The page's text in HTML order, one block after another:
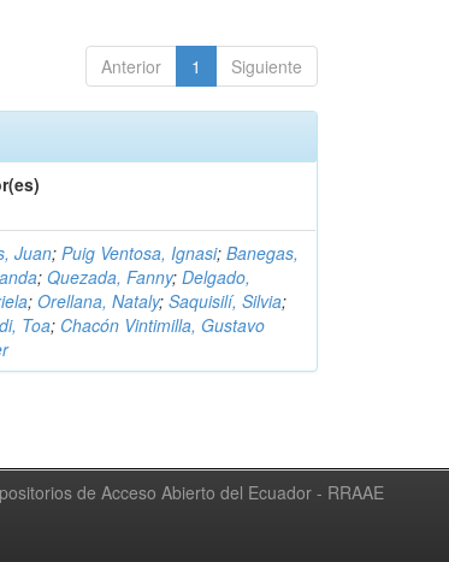
Anterior 1 Siguiente
Juan;Puig Ventosa, Ignasi;Banegas,
;Quezada, Fanny;Delgado,
;Orellana, Nataly;Saquisilí, Silvia;
Toa; Chacón Vintimilla, Gustavo
de Acceso Abierto del Ecuador - RRAAE